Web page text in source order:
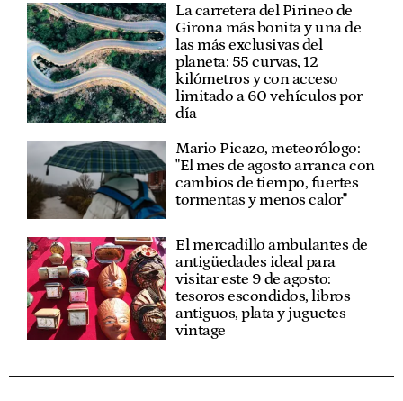
La carretera del Pirineo de
Girona más bonita y una de
las más exclusivas del
planeta: 55 curvas, 12
kilómetros y con acceso
limitado a 60 vehículos por
día
Mario Picazo, meteorólogo:
"El mes de agosto arranca con
cambios de tiempo, fuertes
tormentas y menos calor"
El mercadillo ambulantes de
antigüedades ideal para
visitar este 9 de agosto:
tesoros escondidos, libros
antiguos, plata y juguetes
vintage